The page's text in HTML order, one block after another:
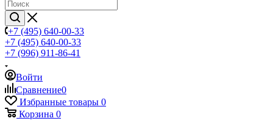
+7 (495) 640-00-33
+7 (495) 640-00-33
+7 (996) 911-86-41
Войти
Сравнение0
Избранные товары 0
Корзина 0